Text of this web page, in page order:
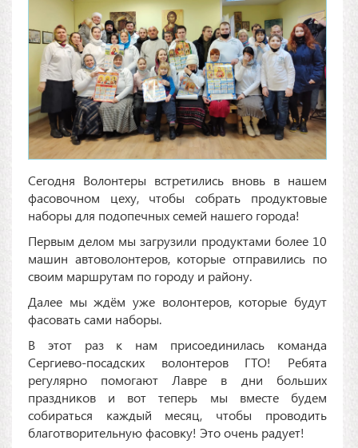
Сегодня Волонтеры встретились вновь в нашем
фасовочном цеху, чтобы собрать продуктовые
наборы для подопечных семей нашего города!
Первым делом мы загрузили продуктами более 10
машин автоволонтеров, которые отправились по
своим маршрутам по городу и району.
Далее мы ждём уже волонтеров, которые будут
фасовать сами наборы.
В этот раз к нам присоединилась команда
Сергиево-посадских волонтеров ГТО! Ребята
регулярно помогают Лавре в дни больших
праздников и вот теперь мы вместе будем
собираться каждый месяц, чтобы проводить
благотворительную фасовку! Это очень радует!